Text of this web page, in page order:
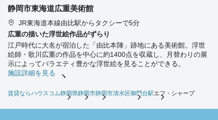
静岡市東海道広重美術館
JR東海道本線由比駅からタクシーで5分
広重の描いた浮世絵作品がずらり
江戸時代に大名が宿泊した「由比本陣」跡地にある美術館。浮世
絵師・歌川広重の作品を中心に約1400点を収蔵し、月替わりの展
示によってバラエティ豊かな浮世絵を見ることができる。
施設詳細を見る
賃貸ならハウスコム静岡県静岡市静岡市清水区御門台駅エフ・シャープ